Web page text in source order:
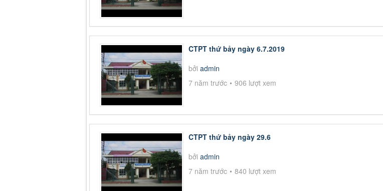
CTPT thứ bảy ngày 6.7.2019
bởi admin
7 năm trước
906 lượt xem
CTPT thứ bảy ngày 29.6
bởi admin
7 năm trước
840 lượt xem